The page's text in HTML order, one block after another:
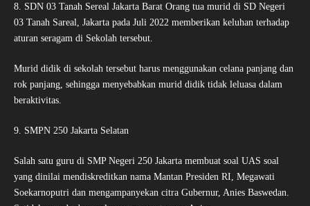
8. SDN 03 Tanah Sereal Jakarta Barat Orang tua murid di SD Negeri
03 Tanah Sareal, Jakarta pada Juli 2022 memberikan keluhan terhadap
aturan seragam di Sekolah tersebut.
Murid didik di sekolah tersebut harus menggunakan celana panjang dan
rok panjang, sehingga menyebabkan murid didik tidak leluasa dalam
beraktivitas.
9. SMPN 250 Jakarta Selatan
Salah satu guru di SMP Negeri 250 Jakarta membuat soal UAS soal
yang dinilai mendiskreditkan nama Mantan Presiden RI, Megawati
Soekarnoputri dan mengampanyekan citra Gubernur, Anies Baswedan.